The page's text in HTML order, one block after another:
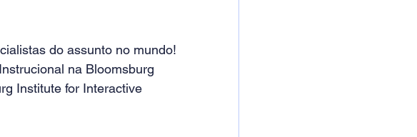
do assunto no mundo!
na Bloomsburg
Institute for Interactive